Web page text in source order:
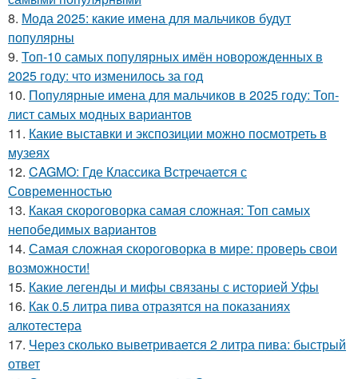
8. Мода 2025: какие имена для мальчиков будут
популярны
9. Топ-10 самых популярных имён новорожденных в
2025 году: что изменилось за год
10. Популярные имена для мальчиков в 2025 году: Топ-
лист самых модных вариантов
11. Какие выставки и экспозиции можно посмотреть в
музеях
12. CAGMO: Где Классика Встречается с
Современностью
13. Какая скороговорка самая сложная: Топ самых
непобедимых вариантов
14. Самая сложная скороговорка в мире: проверь свои
возможности!
15. Какие легенды и мифы связаны с историей Уфы
16. Как 0.5 литра пива отразятся на показаниях
алкотестера
17. Через сколько выветривается 2 литра пива: быстрый
ответ